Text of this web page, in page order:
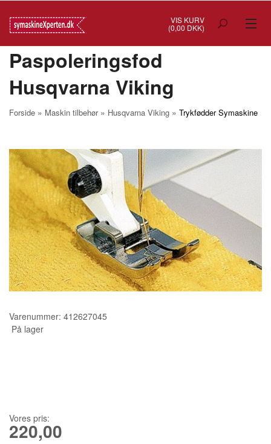
VIS KURV
(0,00 DKK)
TILBUD
SYMASKINER
BRODERIMASKINER
INDUSTRI
BRUGTE/DEMO
MASKIN TILBEHØR
SYTILBEHØR
KURSER
SCANNCUT
Paspoleringsfod
Husqvarna Viking
Forside » Maskin tilbehør» Husqvarna Viking » Trykfødder Symaskine
Varenummer: 412627045
På lager
Vores pris:
220,00